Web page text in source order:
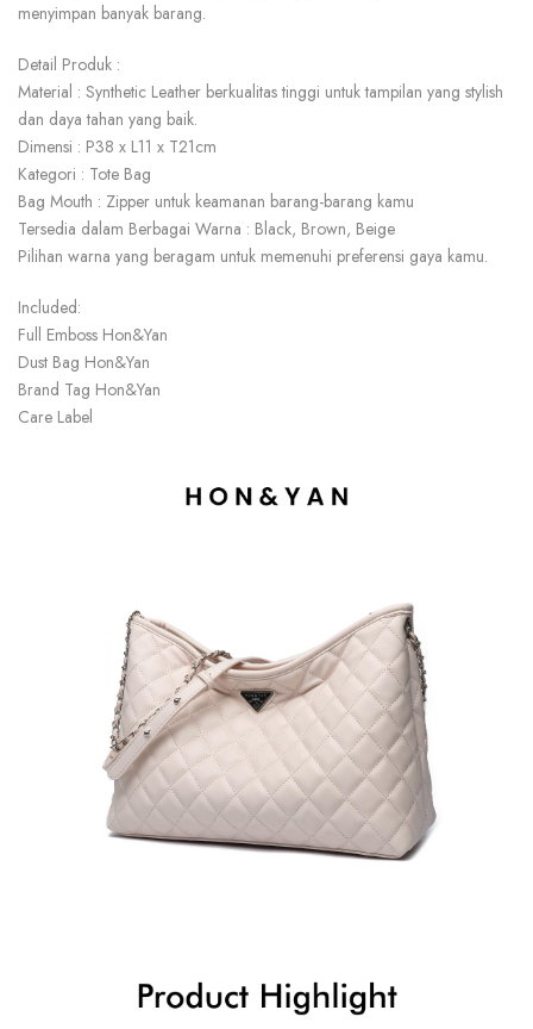
menyimpan banyak barang.
Detail Produk :
Material : Synthetic Leather berkualitas tinggi untuk tampilan yang stylish
dan daya tahan yang baik.
Dimensi : P38 x L11 x T21cm
Kategori : Tote Bag
Bag Mouth : Zipper untuk keamanan barang-barang kamu
Tersedia dalam Berbagai Warna : Black, Brown, Beige
Pilihan warna yang beragam untuk memenuhi preferensi gaya kamu.
Included:
Full Emboss Hon&Yan
Dust Bag Hon&Yan
Brand Tag Hon&Yan
Care Label